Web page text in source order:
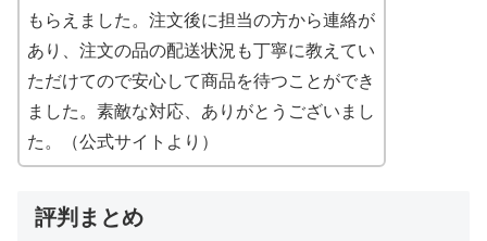
もらえました。注文後に担当の方から連絡が
あり、注文の品の配送状況も丁寧に教えてい
ただけてので安心して商品を待つことができ
ました。素敵な対応、ありがとうございまし
た。（公式サイトより）
評判まとめ